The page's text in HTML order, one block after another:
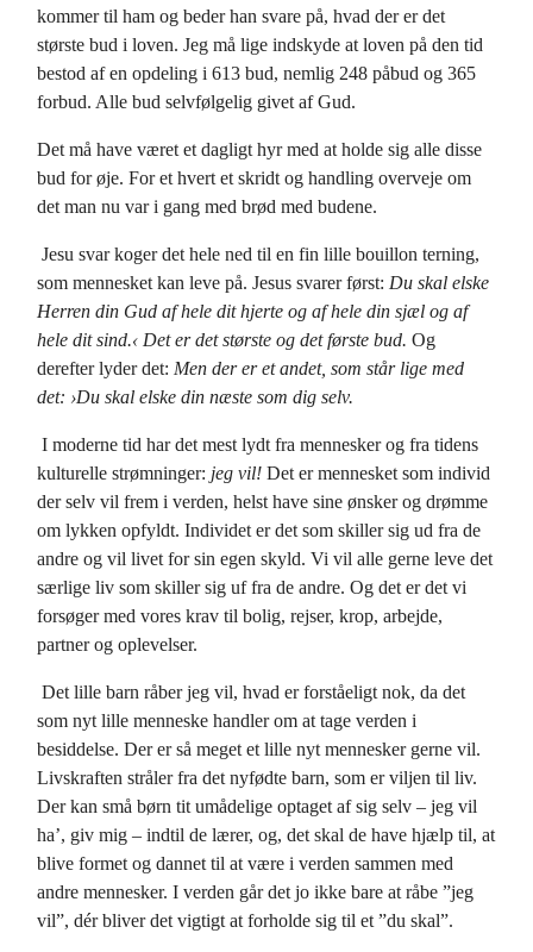
kommer til ham og beder han svare på, hvad der er det
største bud i loven. Jeg må lige indskyde at loven på den tid
bestod af en opdeling i 613 bud, nemlig 248 påbud og 365
forbud. Alle bud selvfølgelig givet af Gud.
Det må have været et dagligt hyr med at holde sig alle disse
bud for øje. For et hvert et skridt og handling overveje om
det man nu var i gang med brød med budene.
Jesu svar koger det hele ned til en fin lille bouillon terning,
som mennesket kan leve på. Jesus svarer først: Du skal elske
Herren din Gud af hele dit hjerte og af hele din sjæl og af
hele dit sind.‹ Det er det største og det første bud. Og
derefter lyder det: Men der er et andet, som står lige med
det: ›Du skal elske din næste som dig selv.
I moderne tid har det mest lydt fra mennesker og fra tidens
kulturelle strømninger: jeg vil! Det er mennesket som individ
der selv vil frem i verden, helst have sine ønsker og drømme
om lykken opfyldt. Individet er det som skiller sig ud fra de
andre og vil livet for sin egen skyld. Vi vil alle gerne leve det
særlige liv som skiller sig uf fra de andre. Og det er det vi
forsøger med vores krav til bolig, rejser, krop, arbejde,
partner og oplevelser.
Det lille barn råber jeg vil, hvad er forståeligt nok, da det
som nyt lille menneske handler om at tage verden i
besiddelse. Der er så meget et lille nyt mennesker gerne vil.
Livskraften stråler fra det nyfødte barn, som er viljen til liv.
Der kan små børn tit umådelige optaget af sig selv – jeg vil
ha’, giv mig – indtil de lærer, og, det skal de have hjælp til, at
blive formet og dannet til at være i verden sammen med
andre mennesker. I verden går det jo ikke bare at råbe ”jeg
vil”, dér bliver det vigtigt at forholde sig til et ”du skal”.